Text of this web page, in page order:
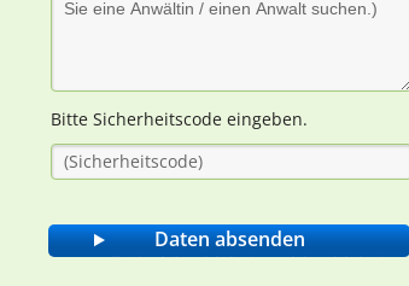
Bitte Sicherheitscode eingeben.